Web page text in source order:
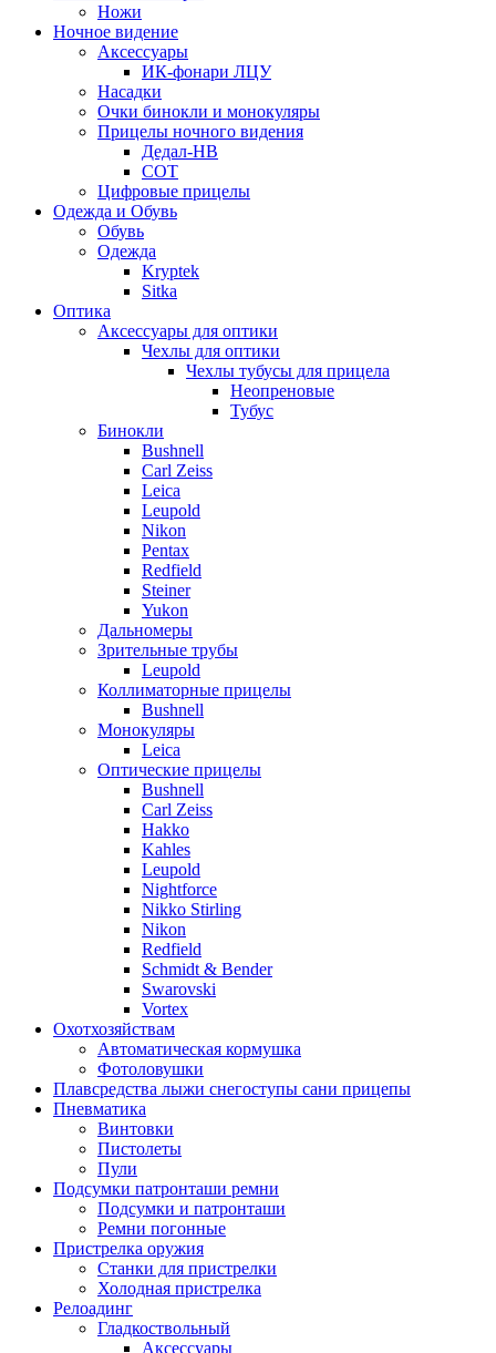
Ножи
Ночное видение
Аксессуары
ИК-фонари ЛЦУ
Насадки
Очки бинокли и монокуляры
Прицелы ночного видения
Дедал-НВ
СОТ
Цифровые прицелы
Одежда и Обувь
Обувь
Одежда
Kryptek
Sitka
Оптика
Аксессуары для оптики
Чехлы для оптики
Чехлы тубусы для прицела
Неопреновые
Тубус
Бинокли
Bushnell
Carl Zeiss
Leica
Leupold
Nikon
Pentax
Redfield
Steiner
Yukon
Дальномеры
Зрительные трубы
Leupold
Коллиматорные прицелы
Bushnell
Монокуляры
Leica
Оптические прицелы
Bushnell
Carl Zeiss
Hakko
Kahles
Leupold
Nightforce
Nikko Stirling
Nikon
Redfield
Schmidt & Bender
Swarovski
Vortex
Охотхозяйствам
Автоматическая кормушка
Фотоловушки
Плавсредства лыжи снегоступы сани прицепы
Пневматика
Винтовки
Пистолеты
Пули
Подсумки патронташи ремни
Подсумки и патронташи
Ремни погонные
Пристрелка оружия
Станки для пристрелки
Холодная пристрелка
Релоадинг
Гладкоствольный
Аксессуары